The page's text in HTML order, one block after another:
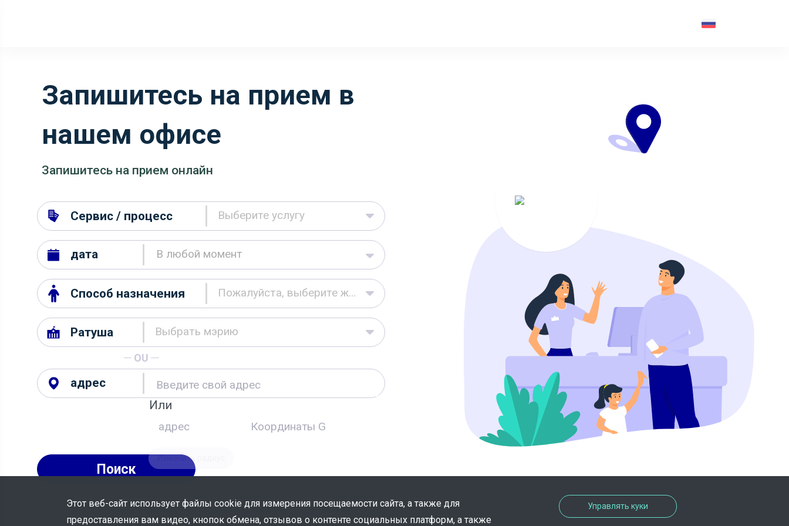
Запишитесь на прием в
нашем офисе
Запишитесь на прием онлайн
Сервис / процесс Выберите услугу
дата
Способ назначения Пожалуйста, выберите желаемый способ записи
Ратуша Выбрать мэрию
OU
адрес
Или
Изменить радиус
Поиск
Этот веб-сайт использует файлы cookie для измерения посещаемости сайта, а также для
предоставления вам видео, кнопок обмена, отзывов о контенте социальных платформ, а также
Управлять куки